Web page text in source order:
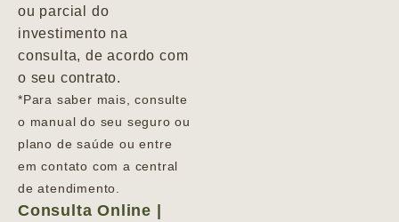
ou parcial do
investimento na
consulta, de acordo com
o seu contrato.
*Para saber mais, consulte
o manual do seu seguro ou
plano de saúde ou entre
em contato com a central
de atendimento.
Consulta Online |